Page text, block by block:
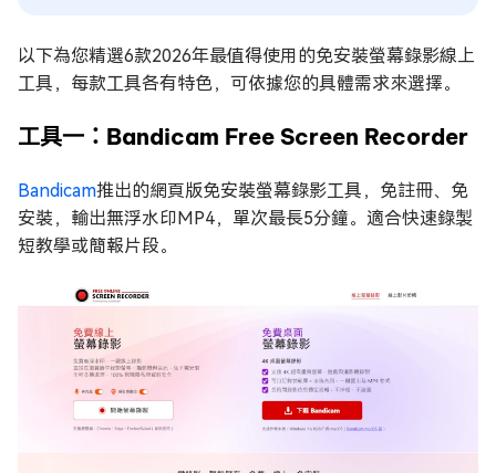
以下為您精選6款2026年最值得使用的免安裝螢幕錄影線上
工具，每款工具各有特色，可依據您的具體需求來選擇。
工具一：Bandicam Free Screen Recorder
Bandicam推出的網頁版免安裝螢幕錄影工具，免註冊、免
安裝，輸出無浮水印MP4，單次最長5分鐘。適合快速錄製
短教學或簡報片段。